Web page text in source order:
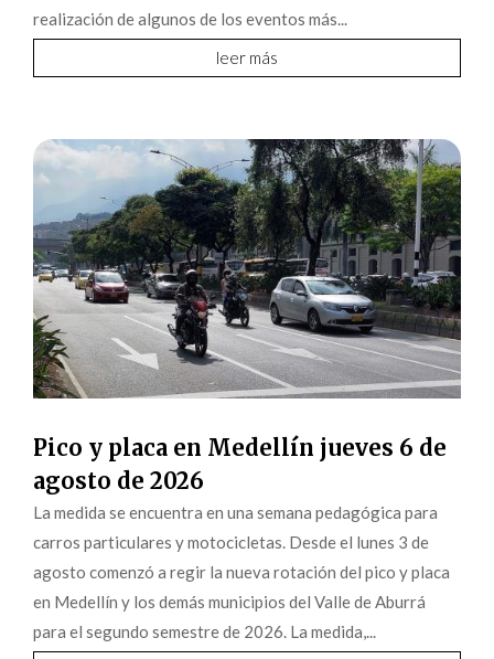
realización de algunos de los eventos más...
leer más
Pico y placa en Medellín jueves 6 de
agosto de 2026
La medida se encuentra en una semana pedagógica para
carros particulares y motocicletas. Desde el lunes 3 de
agosto comenzó a regir la nueva rotación del pico y placa
en Medellín y los demás municipios del Valle de Aburrá
para el segundo semestre de 2026. La medida,...